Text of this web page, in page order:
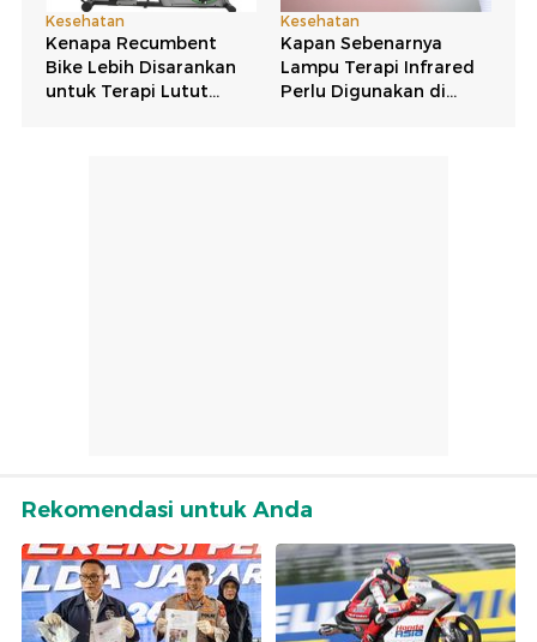
Rekomendasi untuk Anda